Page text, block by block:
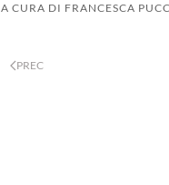
A CURA DI FRANCESCA
PREC